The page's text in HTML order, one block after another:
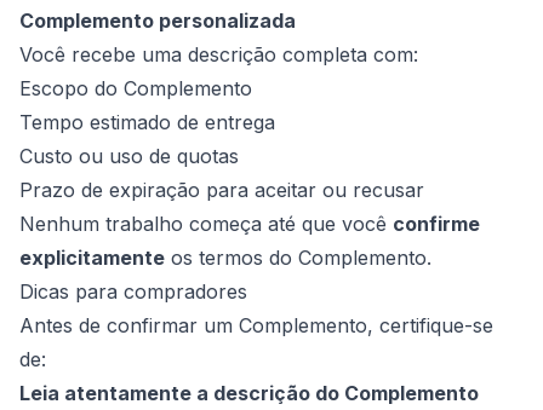
Complemento personalizada
Você recebe uma descrição completa com:
Escopo do Complemento
Tempo estimado de entrega
Custo ou uso de quotas
Prazo de expiração para aceitar ou recusar
Nenhum trabalho começa até que você confirme
explicitamente os termos do Complemento.
Dicas para compradores
Antes de confirmar um Complemento, certifique-se
de:
Leia atentamente a descrição do Complemento